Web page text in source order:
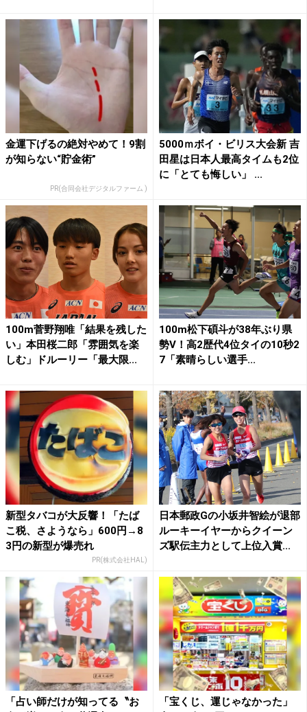
金運下げるの絶対やめて！9割
が知らない“貯金術”
PR(合同会社デジタルファーム )
5000ｍボイ・ビリス大会新 吉
田星は日本人最高タイムも2位
に「とても悔しい」 ...
100m菅野翔唯「結果を残した
い」本田桜二郎「雰囲気を楽
しむ」ドルーリー「最大限...
100m松下碩斗が38年ぶり県
勢V！高2歴代4位タイの10秒2
7「素晴らしい選手...
新型タバコが大反響！「たば
こ税、さようなら」600円→8
3円の新型が爆売れ
PR(株式会社HAL)
日本郵政Gの小坂井智絵が退部
ルーキーイヤーからクイーン
ズ駅伝主力として上位入賞...
「占い師だけが知ってる〝お
「宝くじ、運じゃなかった」